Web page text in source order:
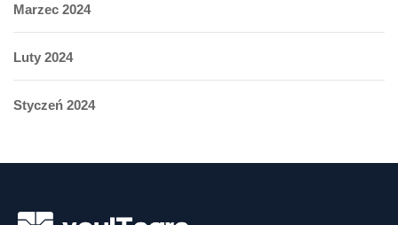
Marzec 2024
Luty 2024
Styczeń 2024